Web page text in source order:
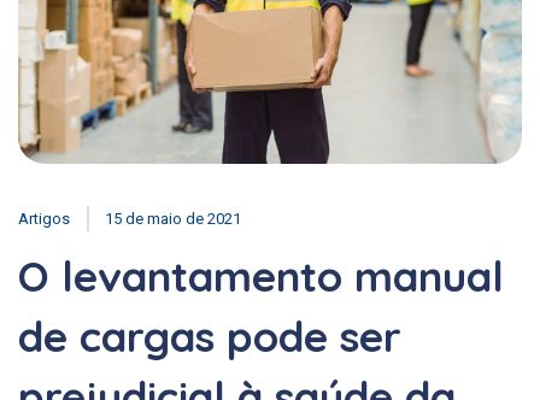
Artigos 15 de maio de 2021
O levantamento manual
de cargas pode ser